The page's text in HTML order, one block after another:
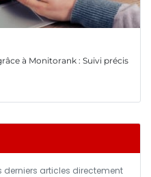
à Monitorank : Suivi précis
derniers articles directement